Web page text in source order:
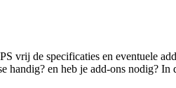
vrij de specificaties en eventuele
handig? en heb je add-ons nodig?